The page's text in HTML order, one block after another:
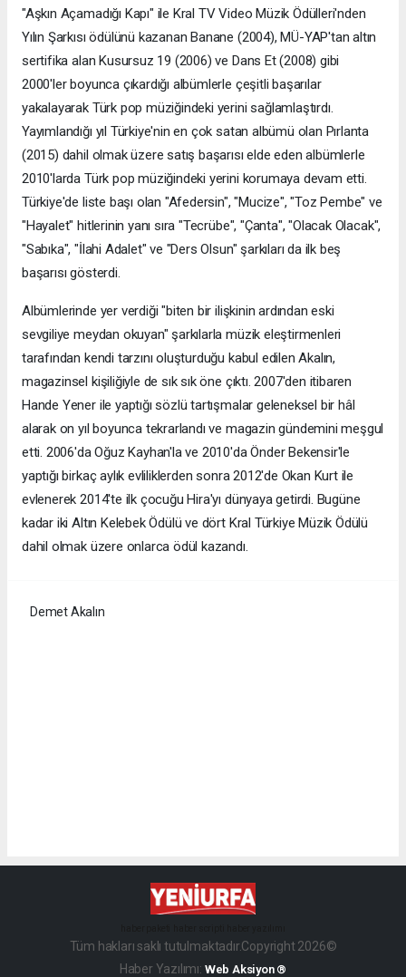
"Aşkın Açamadığı Kapı" ile Kral TV Video Müzik Ödülleri'nden
Yılın Şarkısı ödülünü kazanan Banane (2004), MÜ-YAP'tan altın
sertifika alan Kusursuz 19 (2006) ve Dans Et (2008) gibi
2000'ler boyunca çıkardığı albümlerle çeşitli başarılar
yakalayarak Türk pop müziğindeki yerini sağlamlaştırdı.
Yayımlandığı yıl Türkiye'nin en çok satan albümü olan Pırlanta
(2015) dahil olmak üzere satış başarısı elde eden albümlerle
2010'larda Türk pop müziğindeki yerini korumaya devam etti.
Türkiye'de liste başı olan "Afedersin", "Mucize", "Toz Pembe" ve
"Hayalet" hitlerinin yanı sıra "Tecrübe", "Çanta", "Olacak Olacak",
"Sabıka", "İlahi Adalet" ve "Ders Olsun" şarkıları da ilk beş
başarısı gösterdi.
Albümlerinde yer verdiği "biten bir ilişkinin ardından eski
sevgiliye meydan okuyan" şarkılarla müzik eleştirmenleri
tarafından kendi tarzını oluşturduğu kabul edilen Akalın,
magazinsel kişiliğiyle de sık sık öne çıktı. 2007'den itibaren
Hande Yener ile yaptığı sözlü tartışmalar geleneksel bir hâl
alarak on yıl boyunca tekrarlandı ve magazin gündemini meşgul
etti. 2006'da Oğuz Kayhan'la ve 2010'da Önder Bekensir'le
yaptığı birkaç aylık evliliklerden sonra 2012'de Okan Kurt ile
evlenerek 2014'te ilk çocuğu Hira'yı dünyaya getirdi. Bugüne
kadar iki Altın Kelebek Ödülü ve dört Kral Türkiye Müzik Ödülü
dahil olmak üzere onlarca ödül kazandı.
Demet Akalın
Tüm hakları saklı tutulmaktadır.Copyright 2026©
Haber Yazılımı: Web Aksiyon ®